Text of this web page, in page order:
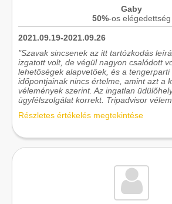
Gaby
50%-os elégedettség
2021.09.19-2021.09.26
"Szavak sincsenek az itt tartózkodás
izgatott volt, de végül nagyon csalódott
lehetőségek alapvetőek, és a
időpontjainak nincs értelme, amint azt a
vélemények szerint. Az ingatlan
ügyfélszolgálat korrekt. Tripadvisor
Részletes értékelés megtekintése